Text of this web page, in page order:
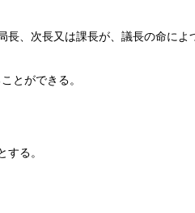
長、次長又は課長が、議長の命によ
とができる。
る。